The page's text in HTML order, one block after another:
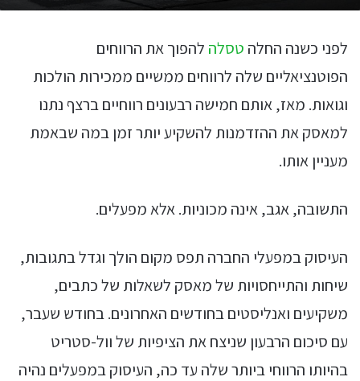
לפני כשנה החלה טסלה להפוך את הרווחים
הפוטנציאליים שלה לרווחים ממשיים ממכירות הולכות
וגואות. מאז, אותם חמישה רבעונים רווחיים ברצף נתנו
למאסק את ההזדמנות להשקיע יותר זמן במה שבאמת
מעניין אותו.
התשובה, אגב, אינה מכוניות. אלא מפעלים.
העיסוק במפעלי החברה תפס מקום הולך וגדל בתגובות,
שיחות והתייחסויות של מאסק לשאלות של כתבים,
משקיעים ואנליסטים בחודשים האחרונים. בחודש שעבר,
עם סיכום הרבעון שניצח את הציפיות של וול-סטריט
בהיותו הרווחי ביותר שלה עד כה, העיסוק במפעלים נהיה